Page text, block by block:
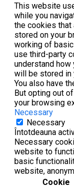
This website
while you
the cookies that
stored on your
working of
use third-party
understand
will be stored in
You also have
But opting out
your browsing
Necessary
Necessary
Întotdeauna
Necessary
website to
basic
website,
Cookie